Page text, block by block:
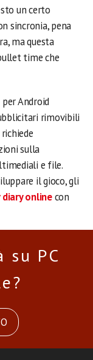
un certo
sincronia, pena
ma questa
time che
Android
rimovibili
sulla
e file.
il gioco, gli
diary onlinecon
PC